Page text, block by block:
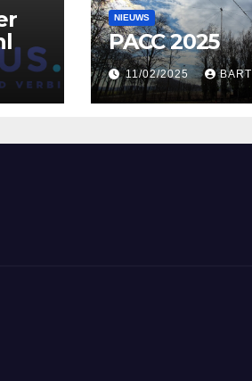
NIEUWS
PACC 2025
11/02/2025 BART